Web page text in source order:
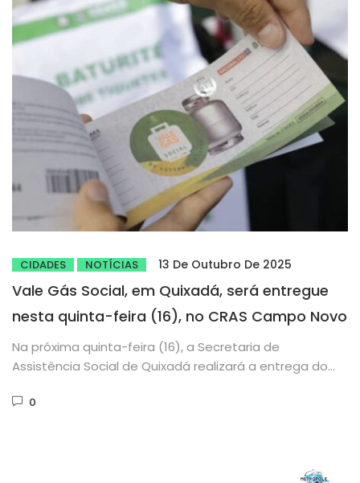
CIDADES NOTÍCIAS 13 De Outubro De 2025
Vale Gás Social, em Quixadá, será entregue
nesta quinta-feira (16), no CRAS Campo Novo
Na próxima quinta-feira (16), a Secretaria de
Assistência Social de Quixadá realizará a entrega do
0